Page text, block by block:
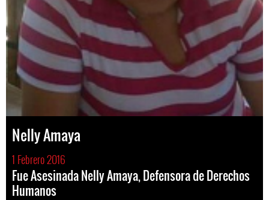
Nelly Amaya
1 Febrero 2016
Fue Asesinada Nelly Amaya, Defensora de Derechos
Humanos